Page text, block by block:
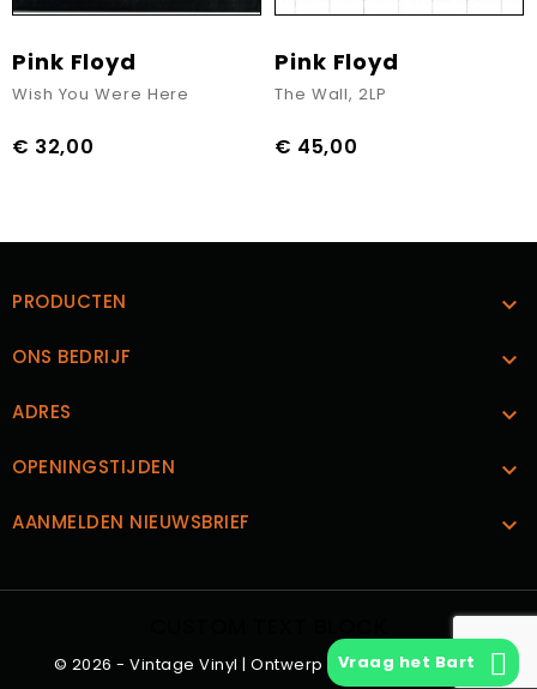
Pink Floyd
Wish You Were Here
Prijs
€ 32,00
Pink Floyd
The Wall, 2LP
Prijs
€ 45,00
PRODUCTEN 
ONS BEDRIJF 
ADRES 
OPENINGSTIJDEN 
AANMELDEN NIEUWSBRIEF 
© 2026 - Vintage Vinyl | Ontwerp en RealisatieBoks.
Vraag het Bart